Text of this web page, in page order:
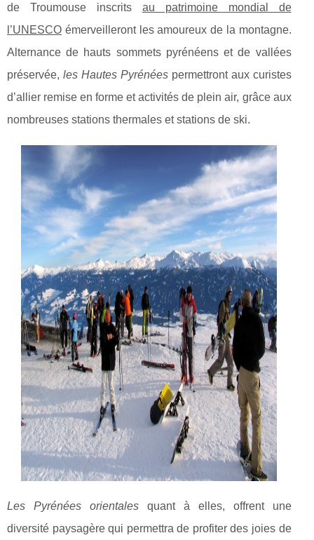
de Troumouse inscrits au patrimoine mondial de
l’UNESCO émerveilleront les amoureux de la montagne.
Alternance de hauts sommets pyrénéens et de vallées
préservée, les Hautes Pyrénéespermettront aux curistes
d’allier remise en forme et activités de plein air, grâce aux
nombreuses stations thermales et stations de ski.
Les Pyrénées orientalesquant à elles, offrent une
diversité paysagère qui permettra de profiter des joies de